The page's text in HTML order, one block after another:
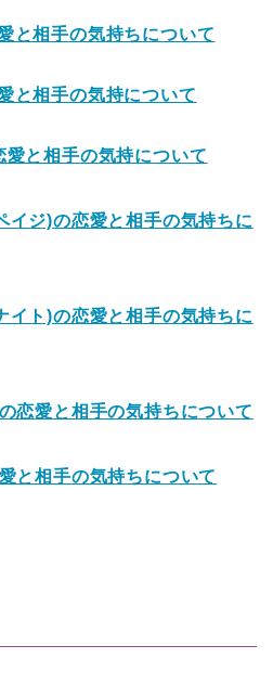
と相手の気持ちについて
と相手の気持について
と相手の気持について
イジ)の恋愛と相手の気持ちに
イト)の恋愛と相手の気持ちに
恋愛と相手の気持ちについて
と相手の気持ちについて